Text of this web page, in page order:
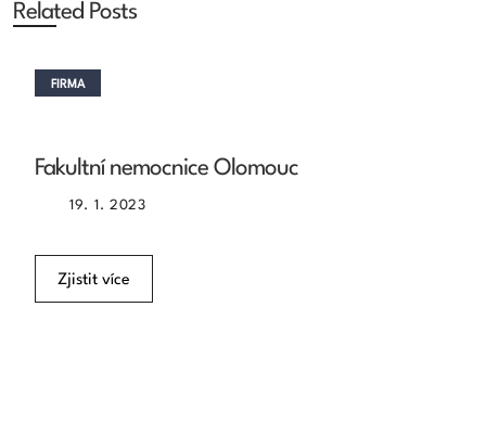
Related Posts
FIRMA
Fakultní nemocnice Olomouc
19. 1. 2023
Zjistit více